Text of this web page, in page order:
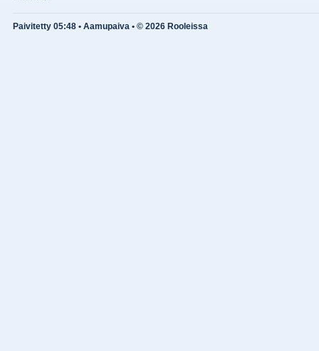
Paivitetty 05:48 • Aamupaiva • © 2026 Rooleissa